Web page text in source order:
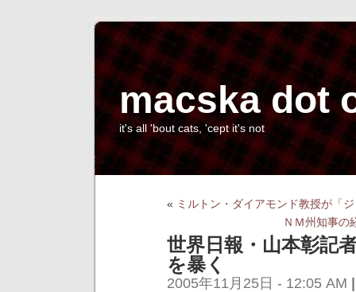
macska dot
it's all 'bout cats, 'cept it's not
« ミルトン・ダイアモンド教授が「
ＮＭ州知事の
世界日報・山本彰記
を暴く
2005年11月25日 - 12:05 AM